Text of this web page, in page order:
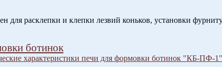
для расклепки и клепки лезвий коньков, установки
ботинок
характеристики печи для формовки ботинок "КБ-ПФ-1"